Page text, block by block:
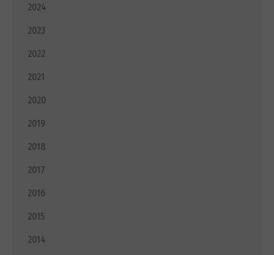
2024
2023
2022
2021
2020
2019
2018
2017
2016
2015
2014